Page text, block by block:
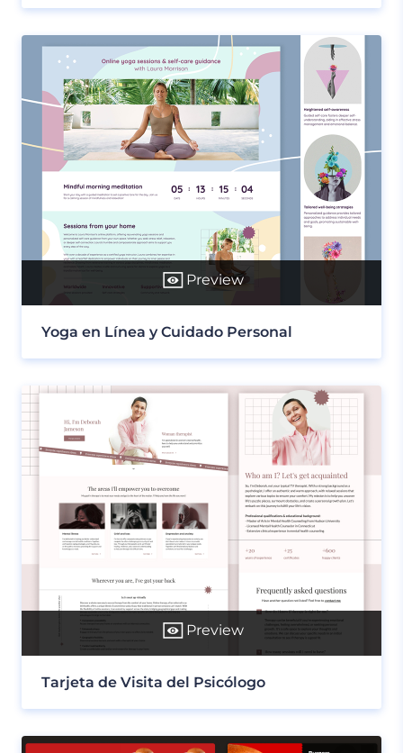
Preview
Yoga en Línea y Cuidado Personal
Preview
Tarjeta de Visita del Psicólogo